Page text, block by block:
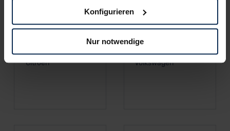
zustimmen möchten, beschränken wir uns auf die
dann nicht auf Sie zuschneiden und Sie somit nicht
perfekt auf dem Weg zu Ihrem Neuwagen unterstützen.
Sie können die Einstellungen jederzeit anpassen oder
Konfigurieren
Nur notwendige
Citroen Volkswagen